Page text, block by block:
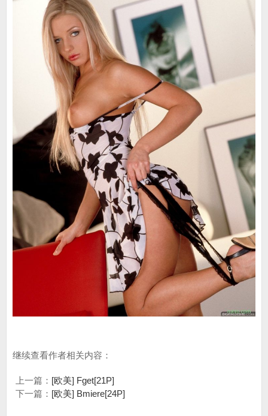
继续查看作者相关内容：
上一篇： [欧美] Fget[21P]
下一篇： [欧美] Bmiere[24P]